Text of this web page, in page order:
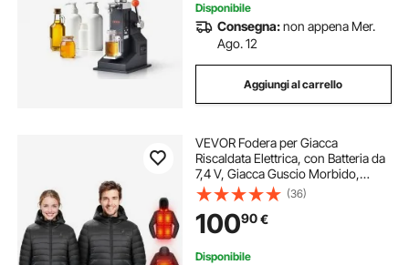
Disponibile
Consegna:non appena Mer.
Ago. 12
Aggiungi al carrello
VEVOR Fodera per Giacca
Riscaldata Elettrica, con Batteria da
7,4 V, Giacca Guscio Morbido,
Capospalla Antivento con 4 Zone di
Riscaldamento e 3 Livelli, per
Escursionismo, Nero, Taglia M, per
Donna
(36)
10090€
Disponibile